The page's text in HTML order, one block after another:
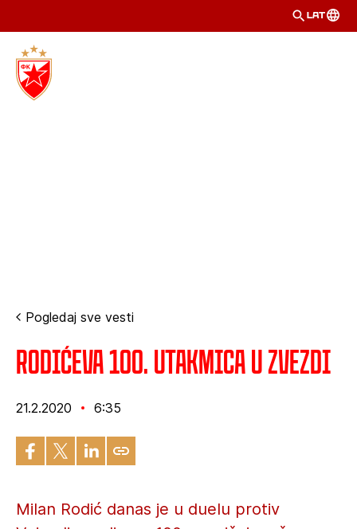
LAT
Pogledaj sve vesti
Rodićeva 100. utakmica u Zvezdi
21.2.2020 6:35
Milan Rodić danas je u duelu protiv